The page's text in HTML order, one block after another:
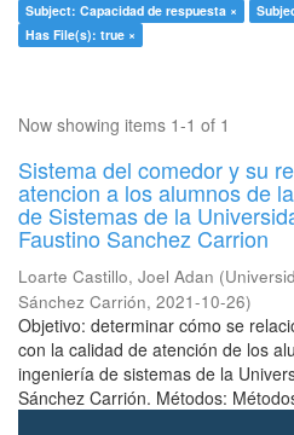
Subject: Capacidad de respuesta ×
Has File(s): true ×
Now showing items 1-1 of 1
Sistema del comedor y su
atencion a los alumnos de
de Sistemas de la
Faustino Sanchez Carrion
Loarte Castillo, Joel Adan (
Sánchez Carrión, 2021-10-26)
Objetivo: determinar cómo se
con la calidad de atención de los
ingeniería de sistemas de la
Sánchez Carrión. Métodos: